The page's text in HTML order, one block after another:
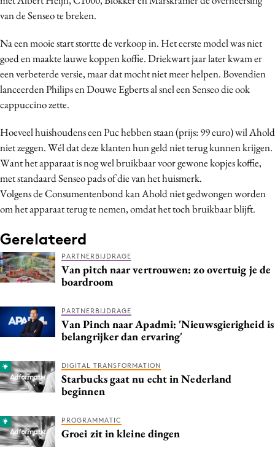
Interne communicatie
Media
Merkstrategie
PR
Programmatic
Purpose Marketing
Reputatie & crisis
van de Senseo te breken.
Na een mooie start stortte de verkoop in. Het eerste model was niet
goed en maakte lauwe koppen koffie. Driekwart jaar later kwam er
een verbeterde versie, maar dat mocht niet meer helpen. Bovendien
lanceerden Philips en Douwe Egberts al snel een Senseo die ook
cappuccino zette.
Hoeveel huishoudens een Puc hebben staan (prijs: 99 euro) wil Ahold
niet zeggen. Wél dat deze klanten hun geld niet terug kunnen krijgen.
Want het apparaat is nog wel bruikbaar voor gewone kopjes koffie,
met standaard Senseo pads of die van het huismerk.
Volgens de Consumentenbond kan Ahold niet gedwongen worden
om het apparaat terug te nemen, omdat het toch bruikbaar blijft.
Gerelateerd
PARTNERBIJDRAGE
Van pitch naar vertrouwen: zo overtuig je de
boardroom
PARTNERBIJDRAGE
Van Pinch naar Apadmi: 'Nieuwsgierigheid is
belangrijker dan ervaring'
DIGITAL TRANSFORMATION
Starbucks gaat nu echt in Nederland
beginnen
PROGRAMMATIC
Groei zit in kleine dingen